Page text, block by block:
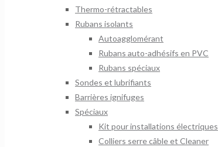
Thermo-rétractables
Rubans isolants
Autoagglomérant
Rubans auto-adhésifs en PVC
Rubans spéciaux
Sondes et lubrifiants
Barrières ignifuges
Spéciaux
Kit pour installations électriques
Colliers serre câble et Cleaner